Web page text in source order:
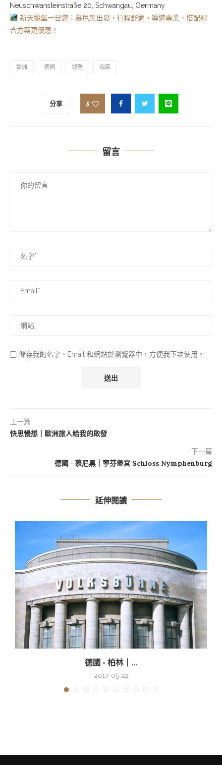
Neuschwansteinstraße 20, Schwangau, Germany
新天鵝堡一日遊：慕尼黑出發，行程舒適，導遊專業，搭配組
合方案更優惠！
歐洲 德國 城堡 福森
分享 5
留言
儲存我的名字、Email 和網站於瀏覽器中，方便我下次使用。
上一篇
快思慢想｜歐洲旅人給我的啟發
下一篇
德國 ◦ 慕尼黑｜寧芬堡宮 Schloss Nymphenburg
延伸閱讀
德國 ◦ 柏林｜...
2017-05-22